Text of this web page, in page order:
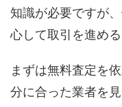
知識が必要ですが
心して取引を進め
まずは無料査定を
分に合った業者を